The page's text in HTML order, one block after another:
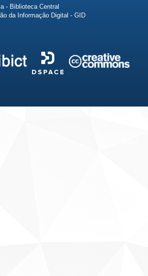
- Biblioteca Central
da Informação Digital - GID